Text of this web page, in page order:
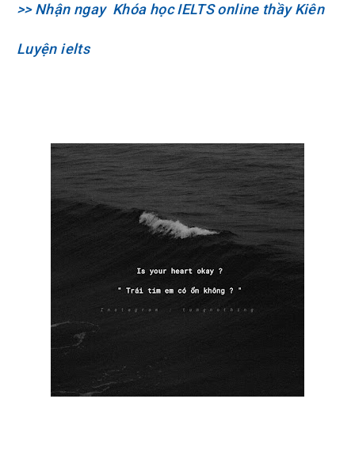
>> Nhận ngay Khóa học IELTS online thầy Kiên
Luyện ielts